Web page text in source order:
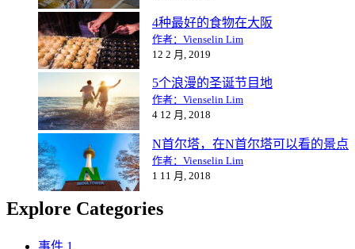
4种最好的食物在大阪
作者：Vienselin Lim
12 2 月, 2019
5个浪漫的圣诞节目地
作者：Vienselin Lim
4 12 月, 2018
N首尔塔，在N首尔塔可以看的景点
作者：Vienselin Lim
1 11 月, 2018
Explore Categories
事件 1